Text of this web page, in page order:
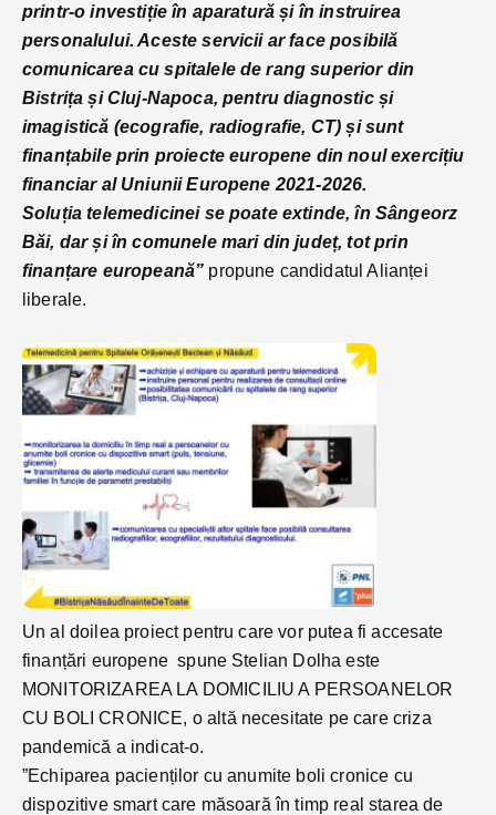
printr-o investiție în aparatură și în instruirea
personalului. Aceste servicii ar face posibilă
comunicarea cu spitalele de rang superior din
Bistrița și Cluj-Napoca, pentru diagnostic și
imagistică (ecografie, radiografie, CT) și sunt
finanțabile prin proiecte europene din noul exercițiu
financiar al Uniunii Europene 2021-2026.
Soluția telemedicinei se poate extinde, în Sângeorz
Băi, dar și în comunele mari din județ, tot prin
finanțare europeană” propune candidatul Alianței
liberale.
Un al doilea proiect pentru care vor putea fi accesate
finanțări europene spune Stelian Dolha este
MONITORIZAREA LA DOMICILIU A PERSOANELOR
CU BOLI CRONICE, o altă necesitate pe care criza
pandemică a indicat-o.
”Echiparea pacienților cu anumite boli cronice cu
dispozitive smart care măsoară în timp real starea de